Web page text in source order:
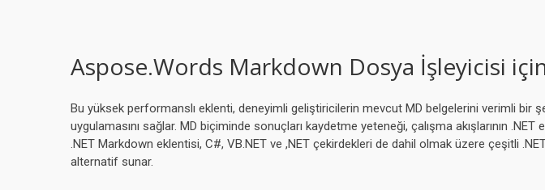
Aspose.Words Markdown Dosya İşleyicisi
Bu yüksek performanslı eklenti, deneyimli geliştiricilerin mevcut MD belgelerini verimli bir
uygulamasını sağlar. MD biçiminde sonuçları kaydetme yeteneği, çalışma akışlarının
.NET Markdown eklentisi, C#, VB.NET ve ,NET çekirdekleri de dahil olmak üzere çeşitli
alternatif sunar.